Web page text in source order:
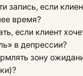
запись, если
время?
если клиент
в депрессии?
зону